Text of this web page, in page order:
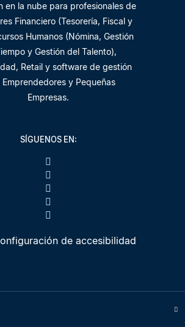
en la nube para profesionales de
Financiero (Tesorería, Fiscal y
Humanos (Nómina, Gestión
y Gestión del Talento),
Retail y software de gestión
Emprendedores y Pequeñas
Empresas.
SÍGUENOS EN:
de accesibilidad